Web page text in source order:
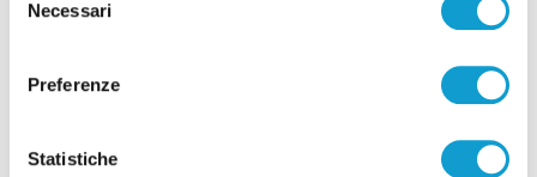
delNecessari
Preferenze
Statistiche